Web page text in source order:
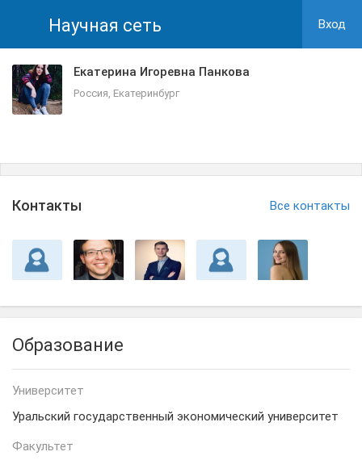
Научная сеть Вход
Екатерина Игоревна Панкова
Россия, Екатеринбург
Контакты Все контакты
Образование
Университет
Уральский государственный экономический университет
Факультет